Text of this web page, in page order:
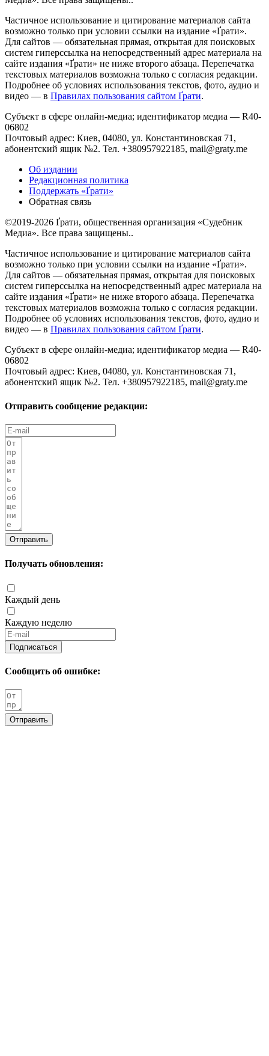
Частичное использование и цитирование материалов сайта
возможно только при условии ссылки на издание «Ґрати».
Для сайтов — обязательная прямая, открытая для поисковых
систем гиперссылка на непосредственный адрес материала на
сайте издания «Ґрати» не ниже второго абзаца. Перепечатка
текстовых материалов возможна только с согласия редакции.
Подробнее об условиях использования текстов, фото, аудио и
видео — в Правилах пользования сайтом Ґрати.
Субъект в сфере онлайн-медиа; идентификатор медиа — R40-
06802
Почтовый адрес: Киев, 04080, ул. Константиновская 71,
абонентский ящик №2. Тел. +380957922185, mail@graty.me
Об издании
Редакционная политика
Поддержать «Ґрати»
Обратная связь
©2019-2026 Ґрати, общественная организация «Судебник
Медиа». Все права защищены..
Частичное использование и цитирование материалов сайта
возможно только при условии ссылки на издание «Ґрати».
Для сайтов — обязательная прямая, открытая для поисковых
систем гиперссылка на непосредственный адрес материала на
сайте издания «Ґрати» не ниже второго абзаца. Перепечатка
текстовых материалов возможна только с согласия редакции.
Подробнее об условиях использования текстов, фото, аудио и
видео — в Правилах пользования сайтом Ґрати.
Субъект в сфере онлайн-медиа; идентификатор медиа — R40-
06802
Почтовый адрес: Киев, 04080, ул. Константиновская 71,
абонентский ящик №2. Тел. +380957922185, mail@graty.me
Отправить сообщение редакции:
Отправить
Получать обновления:
Каждый день
Каждую неделю
Подписаться
Сообщить об ошибке:
Отправить